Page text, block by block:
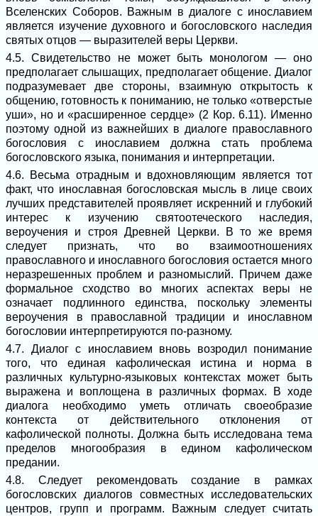
Вселенских Соборов. Важным в диалоге с инославием
является изучение духовного и богословского наследия
святых отцов ― выразителей веры Церкви.
4.5. Свидетельство не может быть монологом ― оно
предполагает слышащих, предполагает общение. Диалог
подразумевает две стороны, взаимную открытость к
общению, готовность к пониманию, не только «отверстые
уши», но и «расширенное сердце» (2 Кор. 6.11). Именно
поэтому одной из важнейших в диалоге православного
богословия с инославием должна стать проблема
богословского языка, понимания и интерпретации.
4.6. Весьма отрадным и вдохновляющим является тот
факт, что инославная богословская мысль в лице своих
лучших представителей проявляет искренний и глубокий
интерес к изучению святоотеческого наследия,
вероучения и строя Древней Церкви. В то же время
следует признать, что во взаимоотношениях
православного и инославного богословия остается много
неразрешенных проблем и разномыслий. Причем даже
формальное сходство во многих аспектах веры не
означает подлинного единства, поскольку элементы
вероучения в православной традиции и инославном
богословии интерпретируются по-разному.
4.7. Диалог с инославием вновь возродил понимание
того, что единая кафолическая истина и норма в
различных культурно-языковых контекстах может быть
выражена и воплощена в различных формах. В ходе
диалога необходимо уметь отличать своеобразие
контекста от действительного отклонения от
кафолической полноты. Должна быть исследована тема
пределов многообразия в едином кафолическом
предании.
4.8. Следует рекомендовать создание в рамках
богословских диалогов совместных исследовательских
центров, групп и программ. Важным следует считать